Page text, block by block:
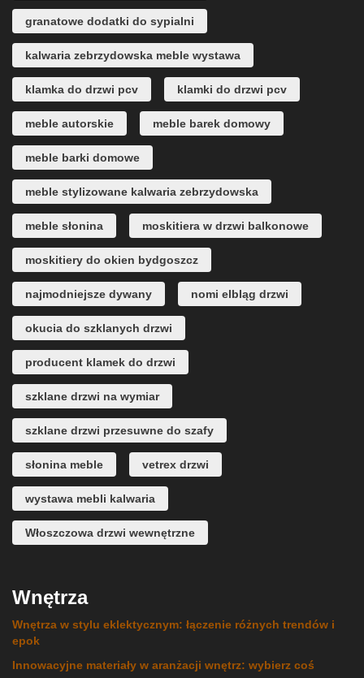
granatowe dodatki do sypialni
kalwaria zebrzydowska meble wystawa
klamka do drzwi pcv klamki do drzwi pcv
meble autorskie meble barek domowy
meble barki domowe
meble stylizowane kalwaria zebrzydowska
meble słonina moskitiera w drzwi balkonowe
moskitiery do okien bydgoszcz
najmodniejsze dywany nomi elbląg drzwi
okucia do szklanych drzwi
producent klamek do drzwi
szklane drzwi na wymiar
szklane drzwi przesuwne do szafy
słonina meble vetrex drzwi
wystawa mebli kalwaria
Włoszczowa drzwi wewnętrzne
Wnętrza
Wnętrza w stylu eklektycznym: łączenie różnych trendów i
epok
Innowacyjne materiały w aranżacji wnętrz: wybierz coś